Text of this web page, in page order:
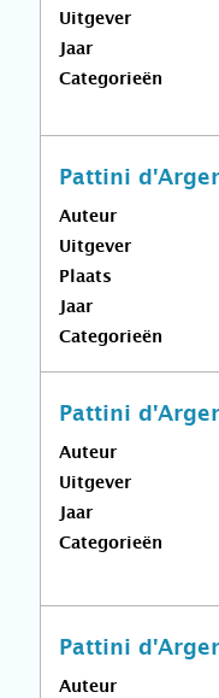
Uitgever
Jaar
Categorieën
Pattini
Auteur
Uitgever
Plaats
Jaar
Categorieën
Pattini
Auteur
Uitgever
Jaar
Categorieën
Pattini
Auteur